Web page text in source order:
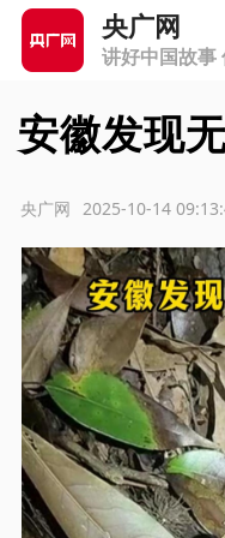
央广网
讲好中国故事
安徽发现
2025-10-14
央广网